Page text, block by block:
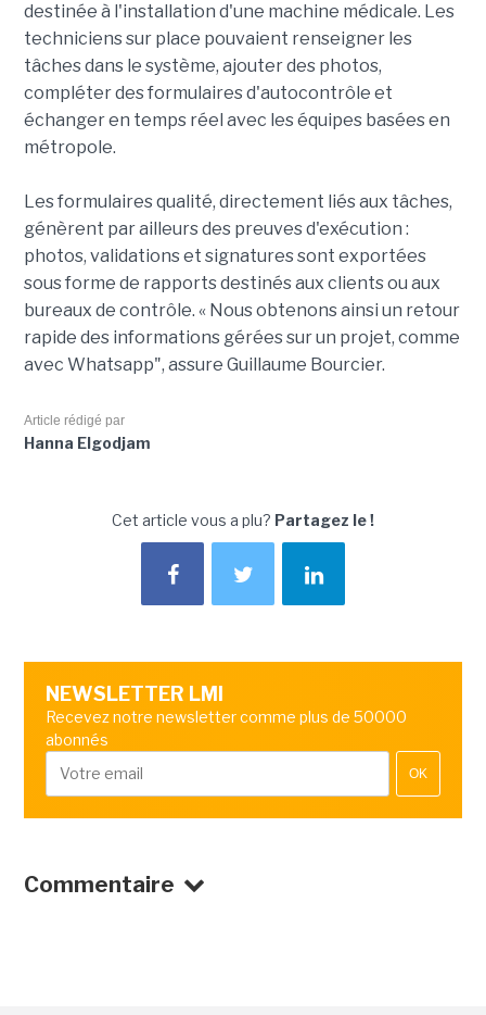
destinée à l'installation d'une machine médicale. Les
techniciens sur place pouvaient renseigner les
tâches dans le système, ajouter des photos,
compléter des formulaires d'autocontrôle et
échanger en temps réel avec les équipes basées en
métropole.
Les formulaires qualité, directement liés aux tâches,
génèrent par ailleurs des preuves d'exécution :
photos, validations et signatures sont exportées
sous forme de rapports destinés aux clients ou aux
bureaux de contrôle. « Nous obtenons ainsi un retour
rapide des informations gérées sur un projet, comme
avec Whatsapp", assure Guillaume Bourcier.
Article rédigé par
Hanna Elgodjam
Cet article vous a plu? Partagez le !
NEWSLETTER LMI
Recevez notre newsletter comme plus de 50000
abonnés
OK
Commentaire